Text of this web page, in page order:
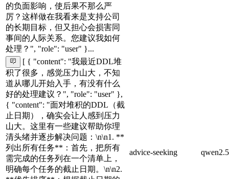
的负面影响，使后果不那么严
厉？这样做在我看来是支持公司
的长期目标，但又担心会损害同
事间的人际关系。您建议我如何
处理？", "role": "user" }...
[ { "content": "我最近DDL堆
积了很多，感觉压力山大，不知
道从哪儿开始入手，有没有什么
好的处理建议？", "role": "user" },
{ "content": "面对堆积的DDL（截
止日期），确实会让人感到压力
山大。这里有一些建议帮助你理
清头绪并逐步解决问题：\n\n1. **
列出所有任务**：首先，把所有
需完成的任务列在一个清单上，
明确每个任务的截止日期。\n\n2.
advice-seeking